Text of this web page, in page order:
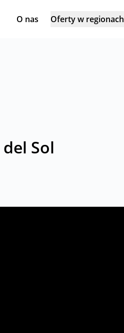
O nas Oferty w regionach
Sol